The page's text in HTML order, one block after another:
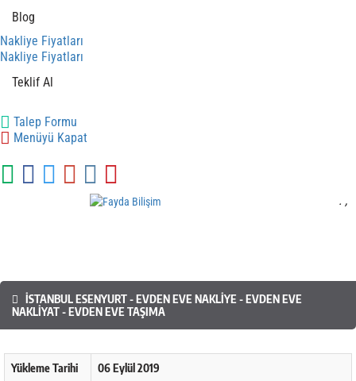
Blog
Nakliye Fiyatları
Nakliye Fiyatları
Teklif Al
Talep Formu
Menüyü Kapat
. ,
İSTANBUL ESENYURT - EVDEN EVE NAKLIYE - EVDEN EVE
NAKLIYAT - EVDEN EVE TAŞIMA
Yükleme Tarihi 06 Eylül 2019